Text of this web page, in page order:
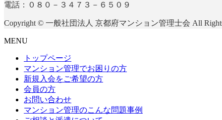
電話：０８０－３４７３－６５０９
Copyright © 一般社団法人 京都府マンション管理士会 All
MENU
トップページ
マンション管理でお困りの方
新規入会をご希望の方
会員の方
お問い合わせ
マンション管理のこんな問題事例